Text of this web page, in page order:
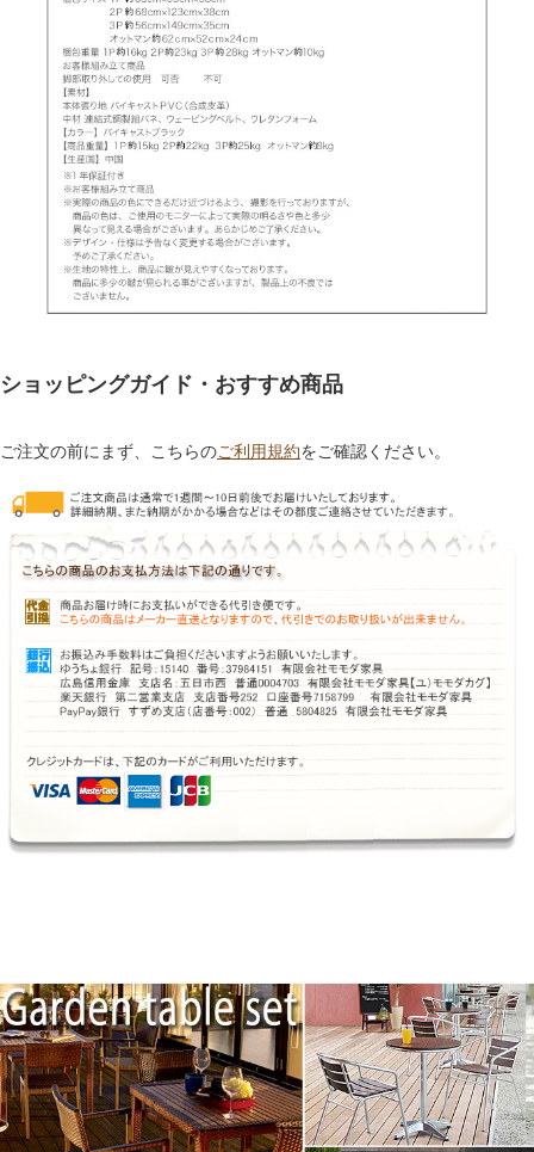
ショッピングガイド・おすすめ商品
ご注文の前にまず、こちらのご利用規約をご確認ください。